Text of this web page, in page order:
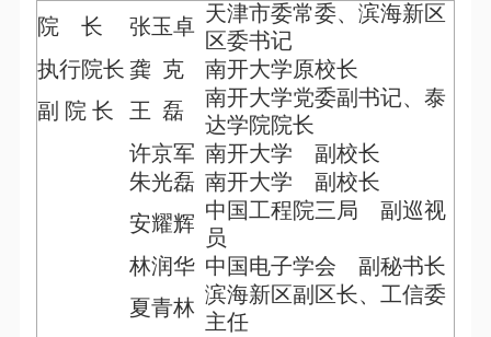
院 长 张玉卓
天津市委常委、滨海新区
区委书记
执行院长 龚 克
南开大学原校长
副 院 长 王 磊
南开大学党委副书记、泰
达学院院长
许京军 南开大学 副校长
朱光磊 南开大学 副校长
安耀辉
中国工程院三局 副巡视
员
林润华 中国电子学会 副秘书长
夏青林
滨海新区副区长、工信委
主任